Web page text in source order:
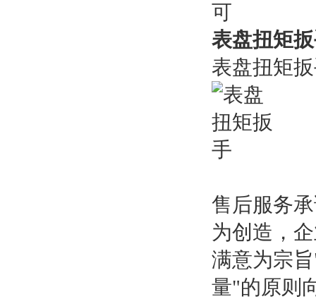
可
表盘扭矩
表盘扭矩
售后服务
为创造，
满意为宗
量"的原则